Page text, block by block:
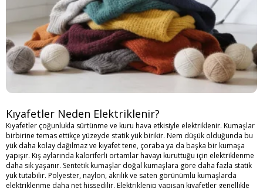
Kıyafetler Neden Elektriklenir?
Kıyafetler çoğunlukla sürtünme ve kuru hava etkisiyle elektriklenir. Kumaşlar
birbirine temas ettikçe yüzeyde statik yük birikir. Nem düşük olduğunda bu
yük daha kolay dağılmaz ve kıyafet tene, çoraba ya da başka bir kumaşa
yapışır. Kış aylarında kaloriferli ortamlar havayı kuruttuğu için elektriklenme
daha sık yaşanır. Sentetik kumaşlar doğal kumaşlara göre daha fazla statik
yük tutabilir. Polyester, naylon, akrilik ve saten görünümlü kumaşlarda
elektriklenme daha net hissedilir. Elektriklenip yapışan kıyafetler genellikle